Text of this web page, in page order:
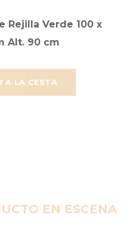
A LA CESTA
Rejilla Verde 100 x
Alt. 90 cm
EN ESCENA